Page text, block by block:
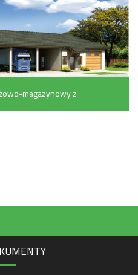
magazynowy z
(64.5 m²)